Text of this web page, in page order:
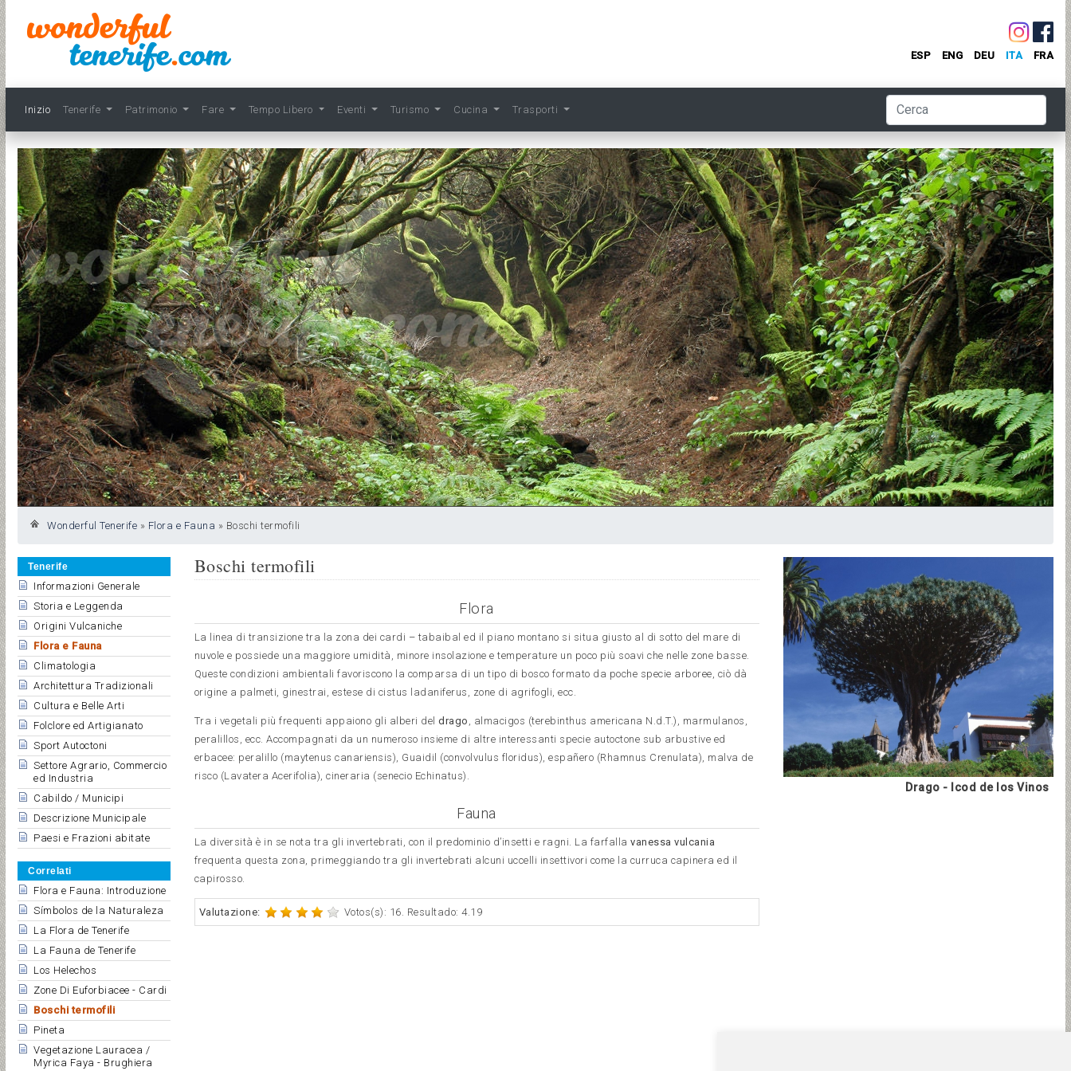
Inizio Tenerife Patrimonio Fare Tempo Libero Eventi Turismo Cucina Trasporti
ESP ENG DEU ITA FRA
Wonderful Tenerife » Flora e Fauna » Boschi termofili
Tenerife
Informazioni Generale
Storia e Leggenda
Origini Vulcaniche
Flora e Fauna
Climatologia
Architettura Tradizionali
Cultura e Belle Arti
Folclore ed Artigianato
Sport Autoctoni
Settore Agrario, Commercio
ed Industria
Cabildo / Municipi
Descrizione Municipale
Paesi e Frazioni abitate
Correlati
Flora e Fauna: Introduzione
Símbolos de la Naturaleza
La Flora de Tenerife
La Fauna de Tenerife
Los Helechos
Zone Di Euforbiacee - Cardi
Boschi termofili
Pineta
Vegetazione Lauracea /
Myrica Faya - Brughiera
Boschi termofili
Flora
La linea di transizione tra la zona dei cardi – tabaibal ed il piano montano si situa giusto al di sotto del mare di
nuvole e possiede una maggiore umidità, minore insolazione e temperature un poco più soavi che nelle zone basse.
Queste condizioni ambientali favoriscono la comparsa di un tipo di bosco formato da poche specie arboree, ciò dà
origine a palmeti, ginestrai, estese di cistus ladaniferus, zone di agrifogli, ecc.
Tra i vegetali più frequenti appaiono gli alberi deldrago
, almacigos (terebinthus americana N.d.T.), marmulanos,
peralillos, ecc. Accompagnati da un numeroso insieme di altre interessanti specie autoctone sub arbustive ed
erbacee: peralillo (maytenus canariensis), Guaidil (convolvulus floridus), españero (Rhamnus Crenulata), malva de
risco (Lavatera Acerifolia), cineraria (senecio Echinatus).
Fauna
La diversità è in se nota tra gli invertebrati, con il predominio d’insetti e ragni. La farfallavanessa vulcania
frequenta questa zona, primeggiando tra gli invertebrati alcuni uccelli insettivori come la curruca capinera ed il
capirosso.
Valutazione: Votos(s): 16. Resultado: 4.19
Drago - Icod de los Vinos